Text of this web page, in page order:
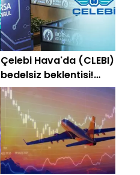
Çelebi Hava'da (CLEBI)
bedelsiz beklentisi!
Potansiyeli belli oldu